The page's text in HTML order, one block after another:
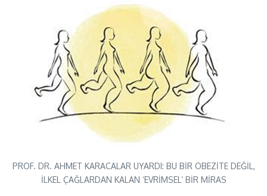
PROF. DR. AHMET KARACALAR UYARDI: BU BİR OBEZİTE DEĞİL,
İLKEL ÇAĞLARDAN KALAN ‘EVRİMSEL’ BİR MİRAS